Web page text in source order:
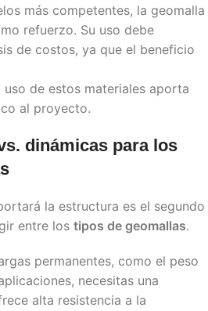
más competentes, la geomalla
refuerzo. Su uso debe
de costos, ya que el beneficio
uso de estos materiales aporta
al proyecto.
dinámicas para los
la estructura es el segundo
entre los tipos de geomallas.
permanentes, como el peso
necesitas una
alta resistencia a la